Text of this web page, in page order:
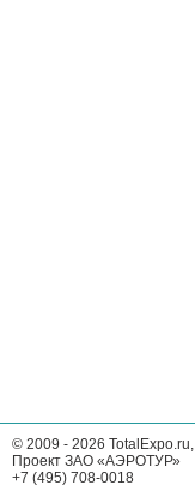
© 2009 - 2026 TotalExpo.ru,
Проект ЗАО «АЭРОТУР»
+7 (495) 708-0018